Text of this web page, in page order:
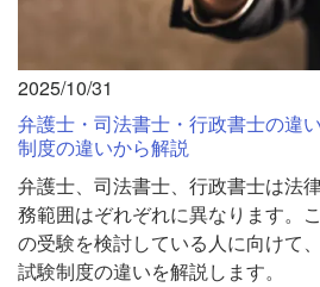
2025/10/31
弁護士・司法書士・行政書士の違
制度の違いから解説
弁護士、司法書士、行政書士は法
務範囲はぞれぞれに異なります。
の受験を検討している人に向けて
試験制度の違いを解説します。